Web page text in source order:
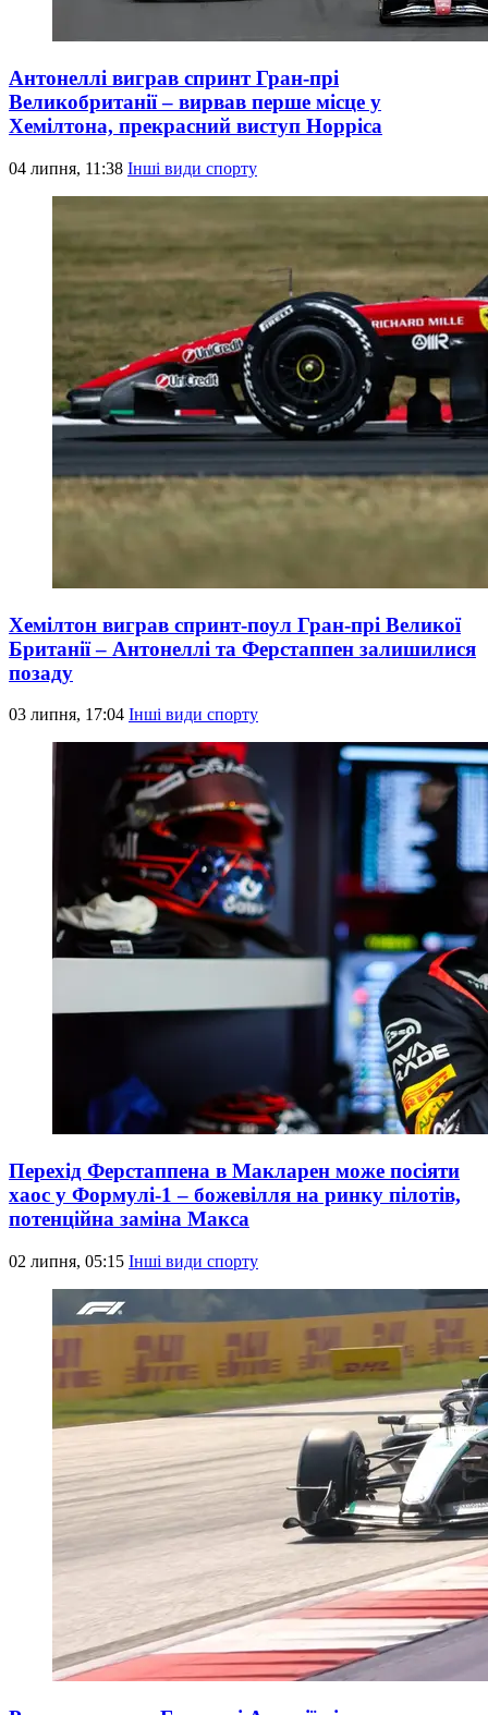
Антонеллі виграв спринт Гран-прі
Великобританії – вирвав перше місце у
Хемілтона, прекрасний виступ Норріса
04 липня, 11:38 Інші види спорту
Хемілтон виграв спринт-поул Гран-прі Великої
Британії – Антонеллі та Ферстаппен залишилися
позаду
03 липня, 17:04 Інші види спорту
Перехід Ферстаппена в Макларен може посіяти
хаос у Формулі-1 – божевілля на ринку пілотів,
потенційна заміна Макса
02 липня, 05:15 Інші види спорту